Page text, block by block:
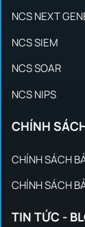
NCS NEXT
NCS SIEM
NCS SOAR
NCS NIPS
CHÍNH
CHÍNH SÁCH
CHÍNH SÁCH
TIN TỨC -